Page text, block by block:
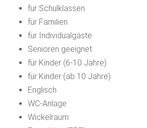
für Schulklassen
für Familien
für Individualgäste
Senioren geeignet
für Kinder (6-10 Jahre)
für Kinder (ab 10 Jahre)
Englisch
WC-Anlage
Wickelraum